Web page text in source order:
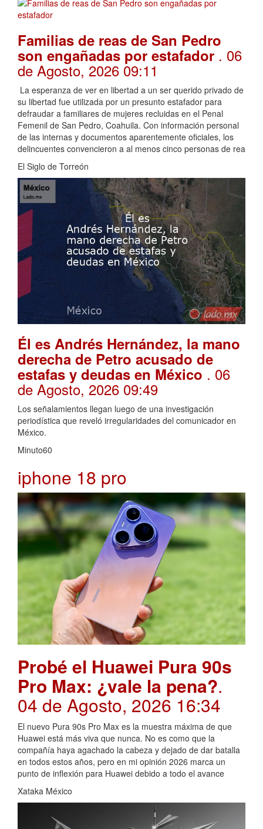
Familias de reas de San Pedro
son engañadas por estafador . 06
de Agosto, 2026 09:11
La esperanza de ver en libertad a un ser querido privado de
su libertad fue utilizada por un presunto estafador para
defraudar a familiares de mujeres recluidas en el Penal
Femenil de San Pedro, Coahuila. Con información personal
de las internas y documentos aparentemente oficiales, los
delincuentes convencieron a al menos cinco personas de rea
El Siglo de Torreón
Él es Andrés Hernández, la mano
derecha de Petro acusado de
estafas y deudas en México . 06
de Agosto, 2026 09:49
Los señalamientos llegan luego de una investigación
periodística que reveló irregularidades del comunicador en
México.
Minuto60
iphone 18 pro
Probé el Huawei Pura 90s
Pro Max: ¿vale la pena?.
04 de Agosto, 2026 16:34
El nuevo Pura 90s Pro Max es la muestra máxima de que
Huawei está más viva que nunca. No es como que la
compañía haya agachado la cabeza y dejado de dar batalla
en todos estos años, pero en mi opinión 2026 marca un
punto de inflexión para Huawei debido a todo el avance
Xataka México